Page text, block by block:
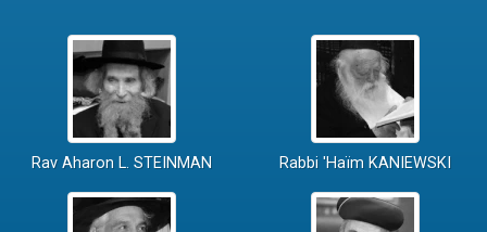
Rav Aharon L. STEINMAN Rabbi 'Haïm KANIEWSKI